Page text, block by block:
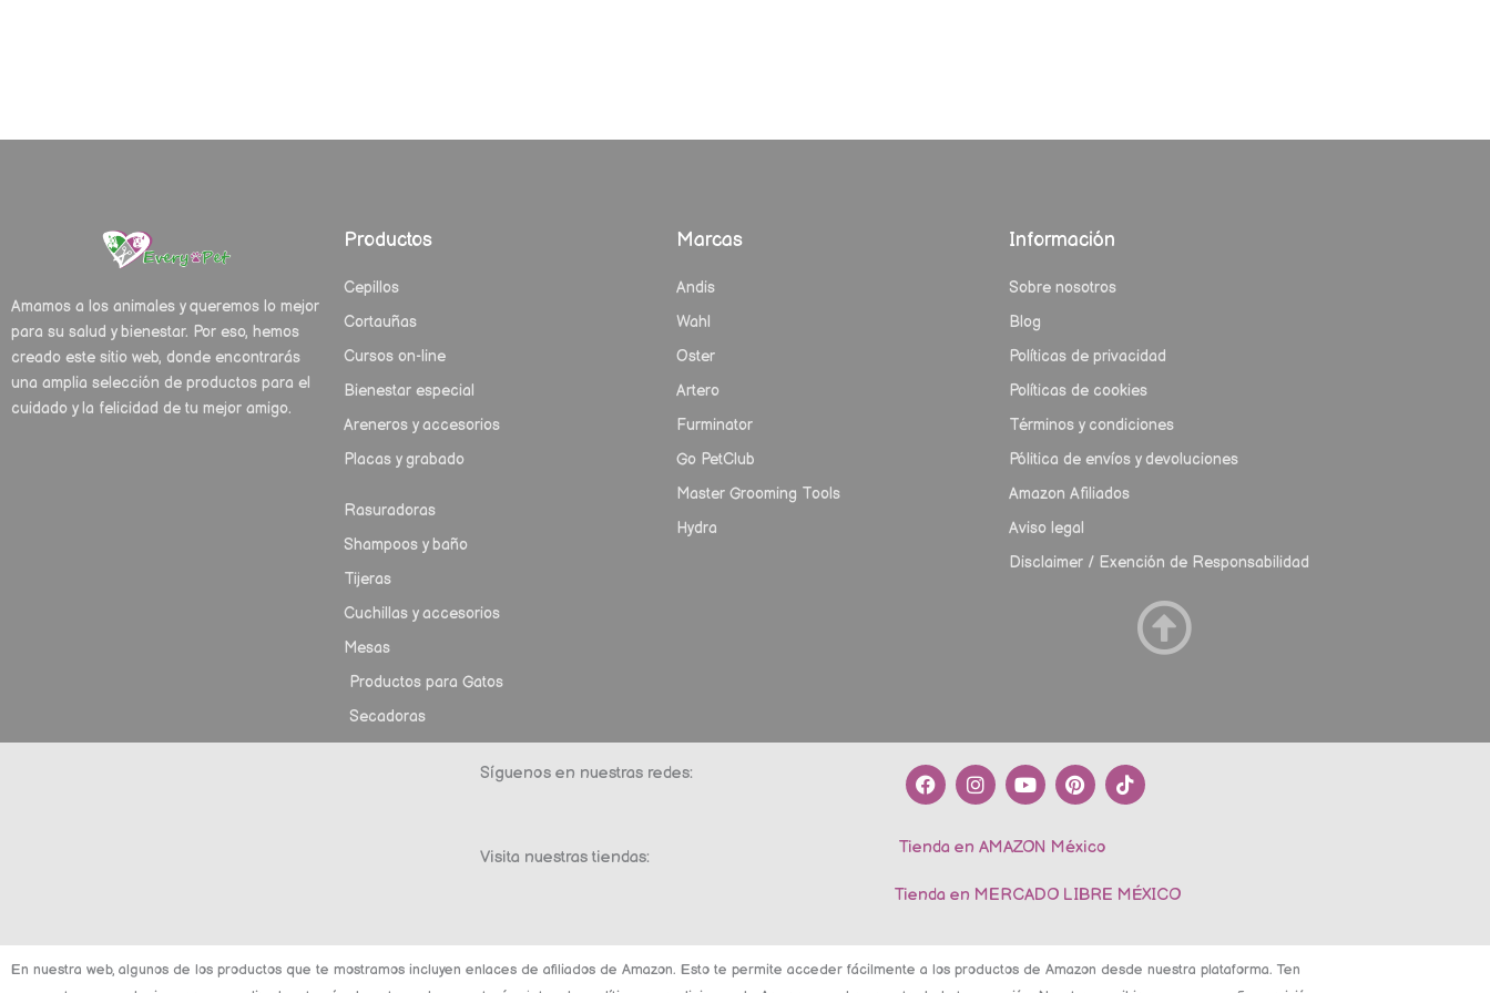
Amamos a los animales y queremos lo mejor
para su salud y bienestar. Por eso, hemos
creado este sitio web, donde encontrarás
una amplia selección de productos para el
cuidado y la felicidad de tu mejor amigo.
Productos
Cepillos
Cortauñas
Cursos on-line
Bienestar especial
Areneros y accesorios
Placas y grabado
Rasuradoras
Shampoos y baño
Tijeras
Cuchillas y accesorios
Mesas
Productos para Gatos
Secadoras
Marcas
Andis
Wahl
Oster
Artero
Furminator
Go PetClub
Master Grooming Tools
Hydra
Información
Sobre nosotros
Blog
Políticas de privacidad
Políticas de cookies
Términos y condiciones
Pólitica de envíos y devoluciones
Amazon Afiliados
Aviso legal
Disclaimer / Exención de Responsabilidad
Síguenos en nuestras redes:
F
a
b
o
I
n
a
r
Y
o
u
e
P
i
e
e
T
i
Visita nuestras tiendas: Tienda en AMAZON México
Tienda en MERCADO LIBRE MÉXICO
En nuestra web, algunos de los productos que te mostramos incluyen enlaces de afiliados de Amazon. Esto te permite acceder fácilmente a los productos de Amazon desde nuestra plataforma. Ten